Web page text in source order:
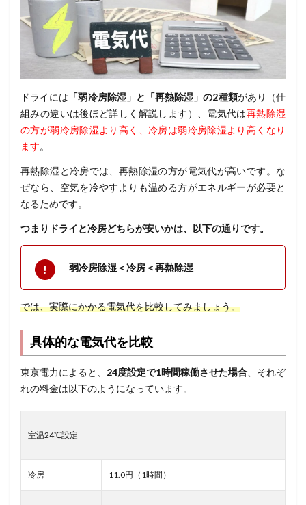
ドライには 「弱冷房除湿」と「再熱除湿」の2種類があり（仕
組みの違いは後ほど詳しく解説します）、電気代は再熱除湿
の方が弱冷房除湿より高く
、冷房は弱冷房除湿より高くなり
ます。
再熱除湿と冷房では、再熱除湿の方が電気代が高いです。な
ぜなら、空気を冷やすよりも温める方がエネルギーが必要と
なるためです。
つまりドライと冷房どちらが安いかは、以下の通りです。
弱冷房除湿＜冷房＜再熱除湿
では、実際にかかる電気代を比較してみましょう。
具体的な電気代を比較
東京電力によると、 24度設定で1時間稼働させた場合 、それぞ
れの料金は以下のようになっています。
室温24℃設定
冷房 11.0円（1時間）